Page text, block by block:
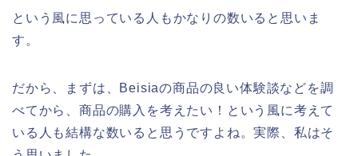
という風に思っている人もかなりの数いると思いま
す。
だから、まずは、Beisiaの商品の良い体験談などを調
べてから、商品の購入を考えたい！という風に考えて
いる人も結構な数いると思うですよね。実際、私はそ